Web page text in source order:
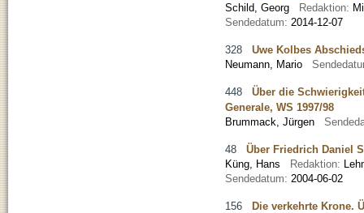
Schild, Georg
Redaktion:
Sendedatum: 2014-12-07
328 Uwe Kolbes
Neumann, Mario
448 Über die
Generale, WS 1997/98
Brummack, Jürgen
48 Über Friedrich Daniel
Küng, Hans
Redaktion:
Sendedatum: 2004-06-02
156 Die verkehrte Krone.